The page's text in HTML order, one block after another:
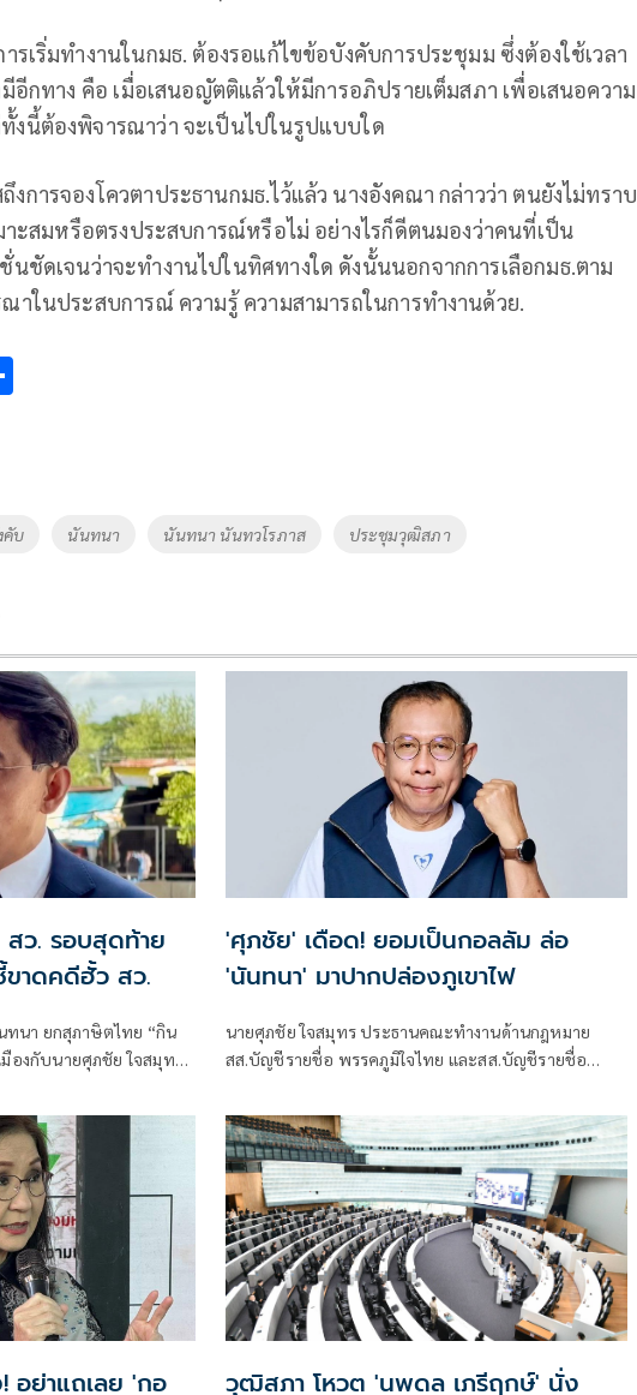
รเริ่มทำงานในกมธ. ต้องรอแก้ไขข้อบังคับการประชุมม ซึ่งต้องใช้เวลา
อีกทาง คือ เมื่อเสนอญัตติแล้วให้มีการอภิปรายเต็มสภา เพื่อเสนอความ
งนี้ต้องพิจารณาว่า จะเป็นไปในรูปแบบใด
การจองโควตาประธานกมธ.ไว้แล้ว นางอังคณา กล่าวว่า ตนยังไม่ทราบ
าะสมหรือตรงประสบการณ์หรือไม่ อย่างไรก็ดีตนมองว่าคนที่เป็น
นชัดเจนว่าจะทำงานไปในทิศทางใด ดังนั้นนอกจากการเลือกมธ.ตาม
าในประสบการณ์ ความรู้ ความสามารถในการทำงานด้วย.
คับ นันทนา นันทนา นันทวโรภาส ประชุมวุฒิสภา
ว. รอบสุดท้าย
าดคดีฮั้ว สว.
ทนา ยกสุภาษิตไทย “กิน
องกับนายศุภชัย ใจสมุทร
โต้ทางการเมืองกันไปมา
'ศุภชัย' เดือด! ยอมเป็นกอลลัม ล่อ
'นันทนา' มาปากปล่องภูเขาไฟ
นายศุภชัย ใจสมุทร ประธานคณะทำงานด้านกฎหมาย
สส.บัญชีรายชื่อ พรรคภูมิใจไทย และสส.บัญชีรายชื่อ
อย่าแถเลย 'กอ วุฒิสภา โหวต 'นพดล เภรีฤกษ์' นั่ง